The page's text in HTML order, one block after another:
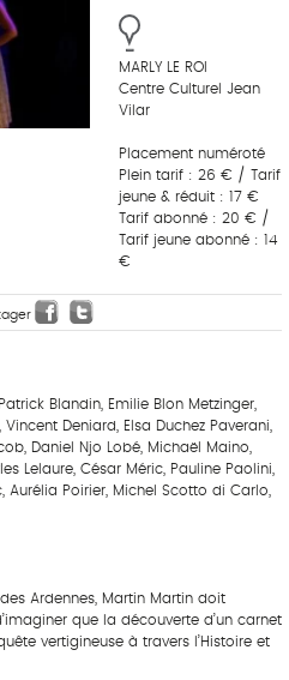
MARLY LE ROI
Centre Culturel Jean
Vilar
Placement numéroté
Plein tarif : 26 € / Tarif
jeune & réduit : 17 €
Tarif abonné : 20 € /
Tarif jeune abonné : 14
€
Blandin, Emilie Blon Metzinger,
Deniard, Elsa Duchez Paverani,
Daniel Njo Lobé, Michaël Maino,
Lelaure, César Méric, Pauline Paolini,
Aurélia Poirier, Michel Scotto di Carlo,
Ardennes, Martin Martin doit
que la découverte d’un carnet
vertigineuse à travers l’Histoire et